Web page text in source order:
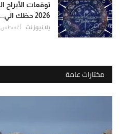
2026 حظك الي...
يلا نيوز نت أغسطس 4, 2026
مختارات عامة